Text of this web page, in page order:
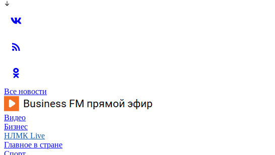
Все новости
Видео
Бизнес
НЛМК Live
Главное в стране